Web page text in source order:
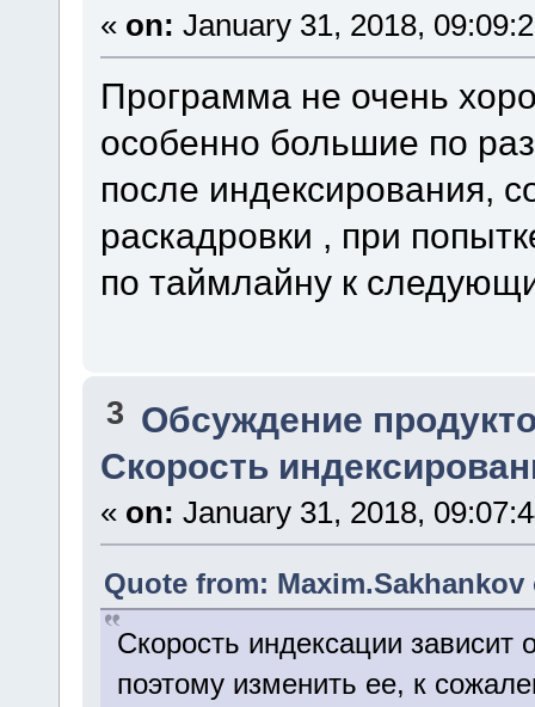
« on: January 31, 2018,
Программа не очень
особенно большие по
после индексирования,
раскадровки , при
по таймлайну к
3 Обсуждение
Скорость
« on: January 31, 2018,
Quote from: Maxim.Sakhankov
Скорость индексации
поэтому изменить ее, к